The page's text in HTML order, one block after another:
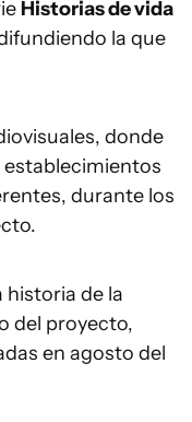
Historias de vida
la que
donde
establecimientos
durante los
historia de la
del proyecto,
en agosto del